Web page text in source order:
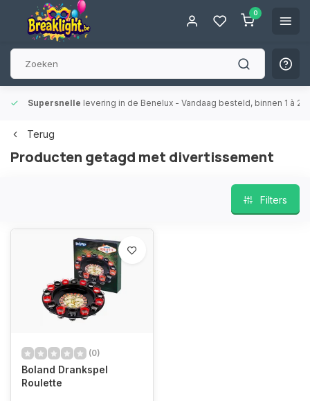
0
Supersnelle levering in de Benelux - Vandaag besteld, binnen 1 à 2
Terug
Producten getagd met divertissement
Filters
(0)
Boland Drankspel
Roulette